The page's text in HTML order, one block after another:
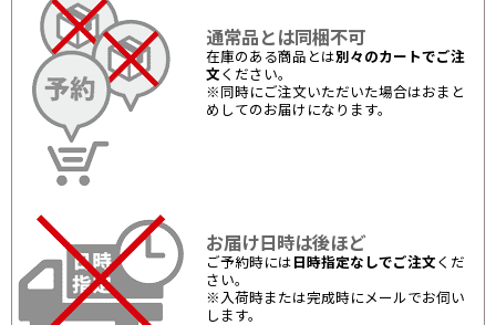
通常品とは同梱不可
在庫のある商品とは別々のカートでご注
文 ください。
※同時にご注文いただいた場合はおまと
めしてのお届けになります。
お届け日時は後ほど
ご予約時には 日時指定なしでご注文 くだ
さい。
※入荷時または完成時にメールでお伺い
します。